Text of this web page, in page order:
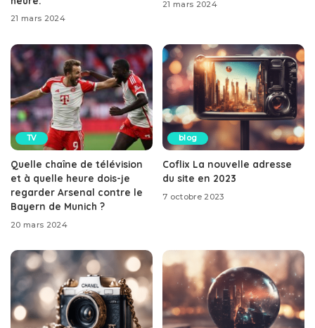
21 mars 2024
21 mars 2024
TV
Quelle chaîne de télévision
et à quelle heure dois-je
regarder Arsenal contre le
Bayern de Munich ?
20 mars 2024
blog
Coflix La nouvelle adresse
du site en 2023
7 octobre 2023